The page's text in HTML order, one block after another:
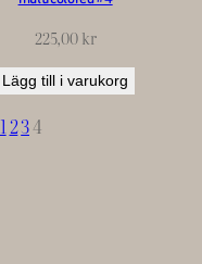
225,00kr
Lägg till i varukorg
1 234